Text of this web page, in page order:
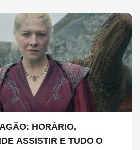
HORÁRIO,
ASSISTIR E TUDO O